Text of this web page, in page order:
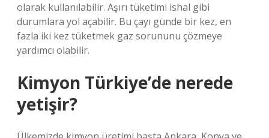
olarak kullanılabilir. Aşırı tüketimi ishal gibi
durumlara yol açabilir. Bu çayı günde bir kez, en
fazla iki kez tüketmek gaz sorununu çözmeye
yardımcı olabilir.
Kimyon Türkiye’de nerede
yetişir?